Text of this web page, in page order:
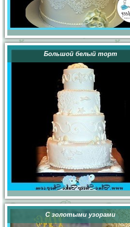
Большой белый торт
С золотыми узорами